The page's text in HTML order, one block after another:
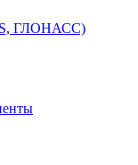
ГЛОНАСС)